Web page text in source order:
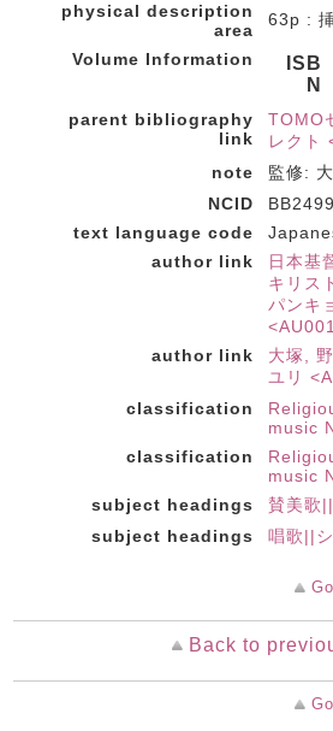
physical description
area
63p :
Volume Information
ISB
N
parent bibliography
link
TOMO
レクト
note
監修:
NCID
text language code
author link
日本基
キリス
パンキ
author link
大塚,
ユリ
classification
music
classification
music
subject headings
賛美歌
subject headings
唱歌||
Back to